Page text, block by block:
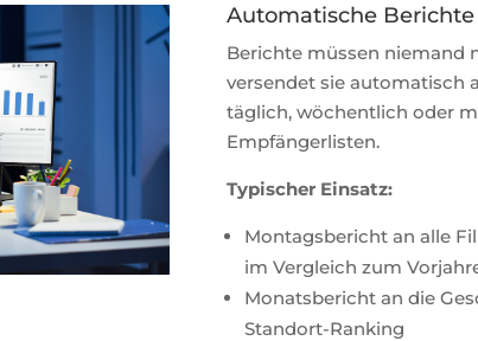
Automatische Berichte
Berichte müssen niemand
versendet sie automatisch
täglich, wöchentlich oder
Empfängerlisten.
Typischer Einsatz:
Montagsbericht an alle
im Vergleich zum
Monatsbericht an die
Standort-Ranking